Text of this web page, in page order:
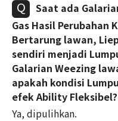
Saat ada
Gas Hasil Perubahan
Bertarung lawan,
sendiri menjadi
Galarian Weezing
apakah kondisi
efek Ability Fleksibel?
Ya, dipulihkan.